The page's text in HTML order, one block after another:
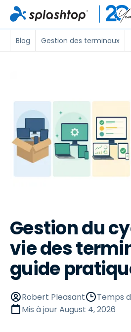
Blog Gestion des terminaux
Gestion du
vie des
guide
Robert Pleasant
Temps
Mis à jourAugust 4, 2026